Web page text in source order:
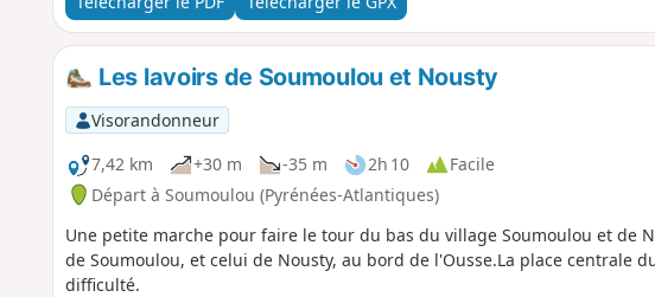
Les lavoirs de Soumoulou et Nousty
Visorandonneur
7,42 km
+30 m -35 m 2h 10
Facile
Départ à Soumoulou (Pyrénées-Atlantiques)
Une petite marche pour faire le tour du bas du village Soumoulou et de
de Soumoulou, et celui de Nousty, au bord de l'Ousse.La place centrale
difficulté.